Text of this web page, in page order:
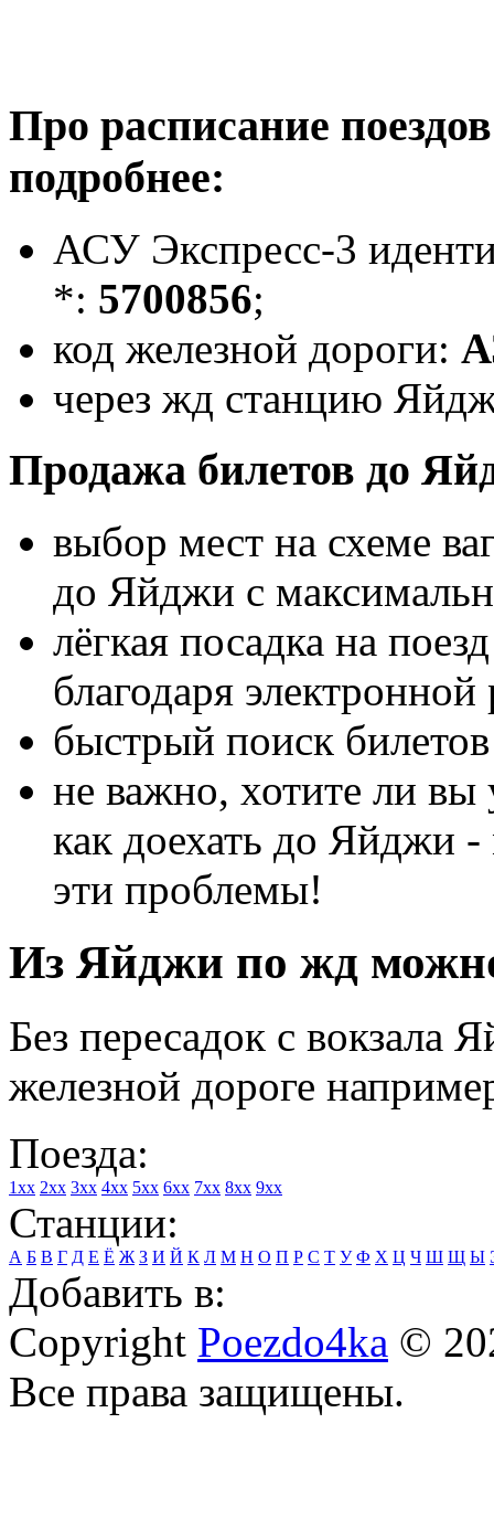
Про расписание
подробнее:
АСУ Экспресс-3
*: 5700856;
код железной дороги:
через жд станцию
Продажа билетов до
выбор мест на схеме
до Яйджи с
лёгкая посадка на
благодаря
быстрый поиск
не важно, хотите ли вы
как доехать до Яйджи
эти проблемы!
Из Яйджи по жд
Без пересадок с вокзала
железной дороге
Поезда:
1xx 2xx 3xx 4xx 5xx 6xx 7xx 8xx 9xx
Станции:
А Б В Г Д Е Ё Ж З И Й К Л М Н О П Р С Т У Ф Х Ц Ч Ш Щ Ы
Добавить в:
Copyright Poezdo4ka ©
Все права защищены.